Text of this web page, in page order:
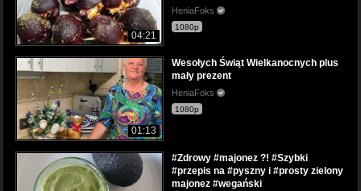
04:21
HeniaFoks
1080p
01:13
Wesołych Świąt Wielkanocnych plus
mały prezent
HeniaFoks
1080p
#Zdrowy #majonez ?! #Szybki
#przepis na #pyszny i #prosty zielony
majonez #wegański